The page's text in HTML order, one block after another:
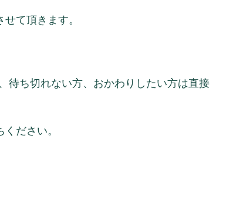
て頂きます。
待ち切れない方、おかわりしたい方は直接
ださい。